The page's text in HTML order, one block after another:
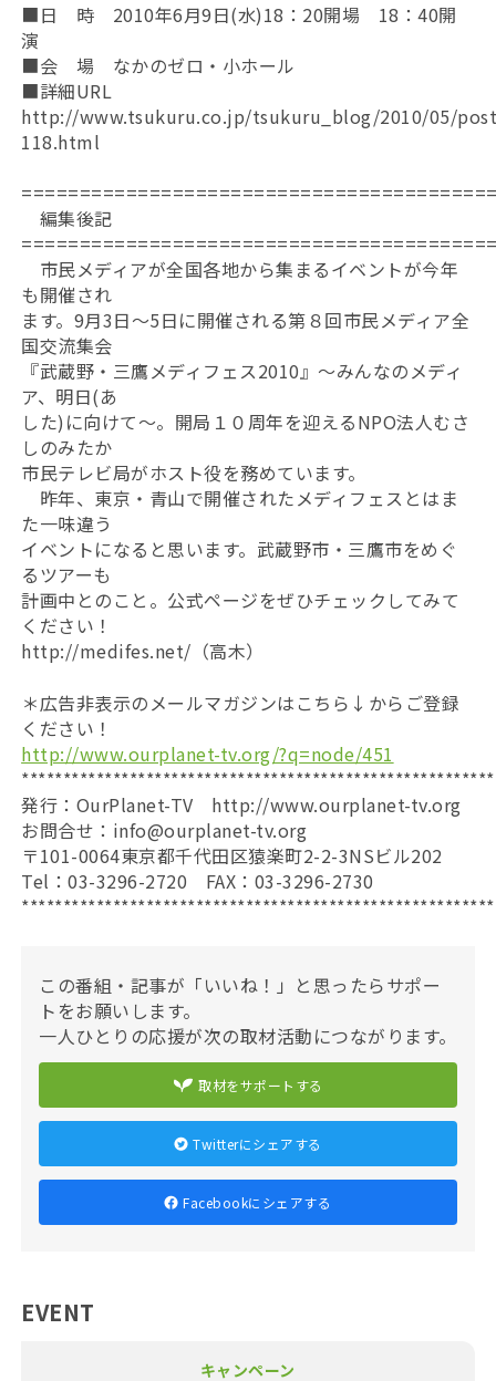
■日 時 2010年6月9日(水)18：20開場 18：40開
演
■会 場 なかのゼロ・小ホール
■詳細URL
http://www.tsukuru.co.jp/tsukuru_blog/2010/05/
118.html
編集後記
市民メディアが全国各地から集まるイベントが今年
も開催され
ます。9月3日～5日に開催される第８回市民メディア全
国交流集会
『武蔵野・三鷹メディフェス2010』～みんなのメディ
ア、明日(あ
した)に向けて～。開局１０周年を迎えるNPO法人むさ
しのみたか
市民テレビ局がホスト役を務めています。
昨年、東京・青山で開催されたメディフェスとはま
た一味違う
イベントになると思います。武蔵野市・三鷹市をめぐ
るツアーも
計画中とのこと。公式ページをぜひチェックしてみて
ください！
http://medifes.net/（高木）
＊広告非表示のメールマガジンはこちら↓からご登録
ください！
http://www.ourplanet-tv.org/?q=node/451
発行：OurPlanet-TV http://www.ourplanet-tv.org
お問合せ：info@ourplanet-tv.org
〒101-0064東京都千代田区猿楽町2-2-3NSビル202
Tel：03-3296-2720 FAX：03-3296-2730
この番組・記事が「いいね！」と思ったらサポー
トをお願いします。
一人ひとりの応援が次の取材活動につながります。
取材をサポートする
Twitterにシェアする
Facebookにシェアする
EVENT
キャンペーン